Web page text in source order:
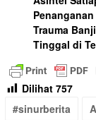
Trauma
Tinggal di
Dilihat 757
#sinurberita